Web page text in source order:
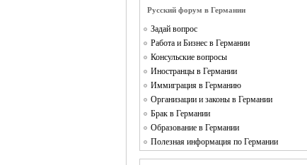
RU
Русский форум в Германии
Задай вопрос
Работа и Бизнес в Германии
Консульские вопросы
Иностранцы в Германии
Иммиграция в Германию
Организации и законы в Германии
Брак в Германии
Образование в Германии
Полезная информация по Германии